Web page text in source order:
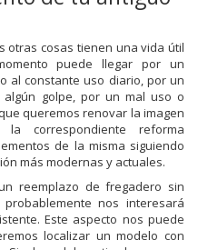
otras cosas tienen una vida útil
puede llegar por un
al constante uso diario, por un
golpe, por un mal uso o
queremos renovar la imagen
correspondiente reforma
de la misma siguiendo
más modernas y actuales.
reemplazo de fregadero sin
nos interesará
Este aspecto nos puede
localizar un modelo con